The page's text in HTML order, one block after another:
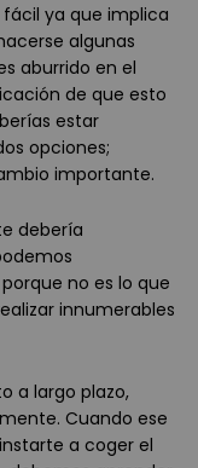
ya que implica
algunas
aburrido en el
de que esto
estar
opciones;
importante.
debería
no es lo que
innumerables
a largo plazo,
Cuando ese
a coger el